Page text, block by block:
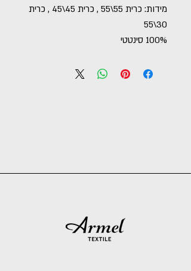
מידות: כרית 55\55 , כרית 45\45 , כרית
30\55
100% סינטטי